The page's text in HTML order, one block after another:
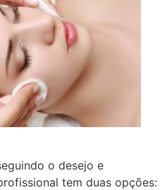
o desejo e
tem duas opções: